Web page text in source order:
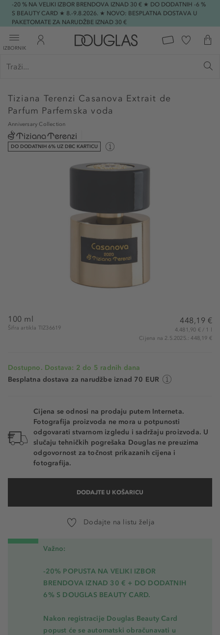
-20 % NA VELIKI IZBOR BRENDOVA IZNAD 30 € ★ DO DODATNIH -6 %
S BEAUTY CARD ★ 8.-9.8.2026. ★ NOVO: BESPLATNA DOSTAVA U
PAKETOMATE ZA NARUDŽBE IZNAD 30 €
IZBORNIK
Tiziana Terenzi Casanova Extrait de
Parfum Parfemska voda
Anniversary Collection
DO DODATNIH 6% UZ DBC KARTICU
100 ml
Šifra artikla TIZ36619
448,19 €
4.481,90 € / 1 l
Cijena na 2.5.2025.: 448,19 €
Dostupno. Dostava: 2 do 5 radnih dana
Besplatna dostava za narudžbe iznad 70 EUR
Cijena se odnosi na prodaju putem Interneta.
Fotografija proizvoda ne mora u potpunosti
odgovarati stvarnom izgledu i sadržaju proizvoda. U
slučaju tehničkih pogrešaka Douglas ne preuzima
odgovornost za točnost prikazanih cijena i
fotografija.
DODAJTE U KOŠARICU
Dodajte na listu želja
Važno:
-20% POPUSTA NA VELIKI IZBOR
BRENDOVA IZNAD 30 € + DO DODATNIH
6% S DOUGLAS BEAUTY CARD.
Nakon registracije Douglas Beauty Card
popust će se automatski obračunavati u